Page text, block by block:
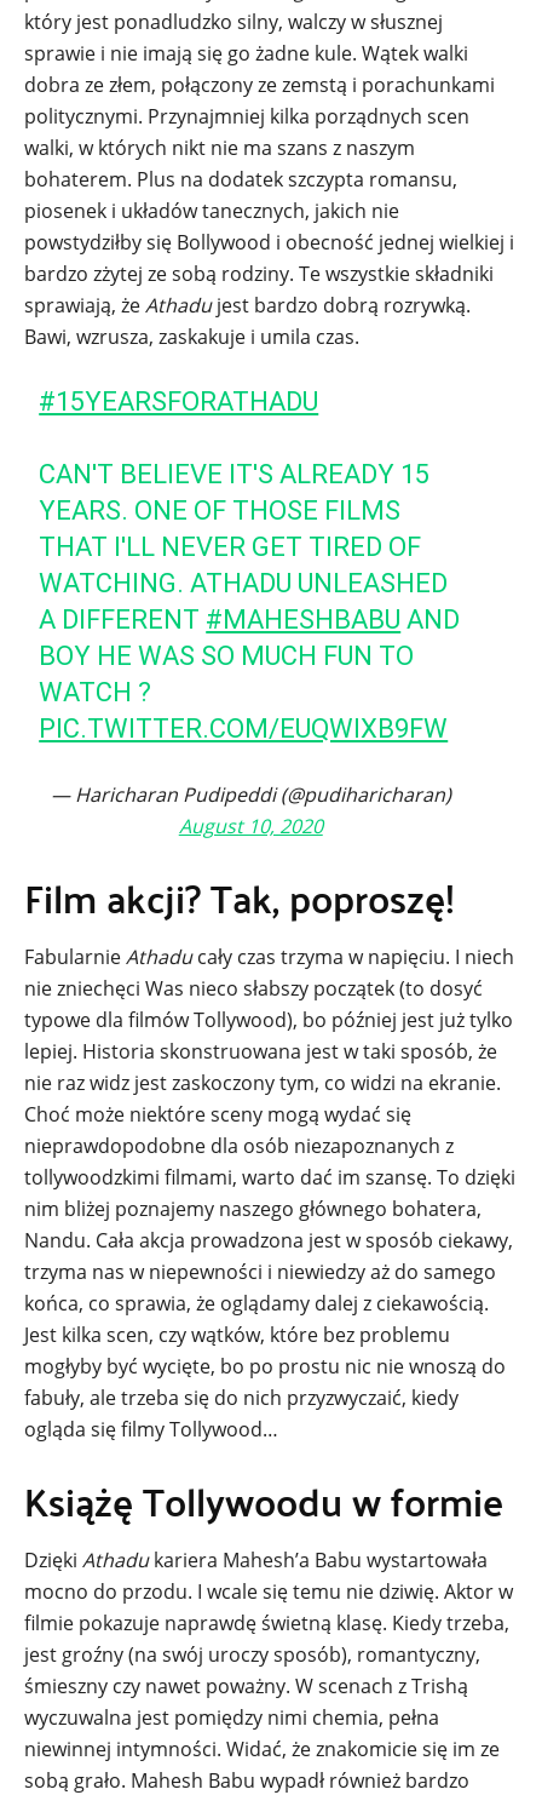
który jest ponadludzko silny, walczy w słusznej
sprawie i nie imają się go żadne kule. Wątek walki
dobra ze złem, połączony ze zemstą i porachunkami
politycznymi. Przynajmniej kilka porządnych scen
walki, w których nikt nie ma szans z naszym
bohaterem. Plus na dodatek szczypta romansu,
piosenek i układów tanecznych, jakich nie
powstydziłby się Bollywood i obecność jednej wielkiej i
bardzo zżytej ze sobą rodziny. Te wszystkie składniki
sprawiają, żeAthadujest bardzo dobrą rozrywką.
Bawi, wzrusza, zaskakuje i umila czas.
#15YEARSFORATHADU
CAN'T BELIEVE IT'S ALREADY 15
YEARS. ONE OF THOSE FILMS
THAT I'LL NEVER GET TIRED OF
WATCHING. ATHADU UNLEASHED
A DIFFERENT #MAHESHBABU AND
BOY HE WAS SO MUCH FUN TO
WATCH ?
PIC.TWITTER.COM/EUQWIXB9FW
— Haricharan Pudipeddi (@pudiharicharan)
August 10, 2020
Film akcji? Tak, poproszę!
FabularnieAthaducały czas trzyma w napięciu. I niech
nie zniechęci Was nieco słabszy początek (to dosyć
typowe dla filmów Tollywood), bo później jest już tylko
lepiej. Historia skonstruowana jest w taki sposób, że
nie raz widz jest zaskoczony tym, co widzi na ekranie.
Choć może niektóre sceny mogą wydać się
nieprawdopodobne dla osób niezapoznanych z
tollywoodzkimi filmami, warto dać im szansę. To dzięki
nim bliżej poznajemy naszego głównego bohatera,
Nandu. Cała akcja prowadzona jest w sposób ciekawy,
trzyma nas w niepewności i niewiedzy aż do samego
końca, co sprawia, że oglądamy dalej z ciekawością.
Jest kilka scen, czy wątków, które bez problemu
mogłyby być wycięte, bo po prostu nic nie wnoszą do
fabuły, ale trzeba się do nich przyzwyczaić, kiedy
ogląda się filmy Tollywood…
Książę Tollywoodu w formie
Dzięki Athadukariera Mahesh’a Babu wystartowała
mocno do przodu. I wcale się temu nie dziwię. Aktor w
filmie pokazuje naprawdę świetną klasę. Kiedy trzeba,
jest groźny (na swój uroczy sposób), romantyczny,
śmieszny czy nawet poważny. W scenach z Trishą
wyczuwalna jest pomiędzy nimi chemia, pełna
niewinnej intymności. Widać, że znakomicie się im ze
sobą grało. Mahesh Babu wypadł również bardzo